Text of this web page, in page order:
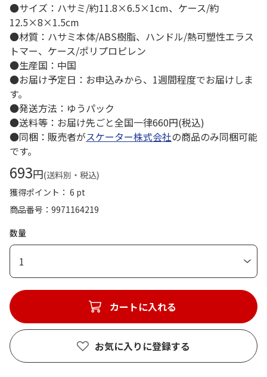
●サイズ：ハサミ/約11.8×6.5×1cm、ケース/約
12.5×8×1.5cm
●材質：ハサミ本体/ABS樹脂、ハンドル/熱可塑性エラス
トマー、ケース/ポリプロピレン
●生産国：中国
●お届け予定日：お申込みから、1週間程度でお届けしま
す。
●発送方法：ゆうパック
●送料等：お届け先ごと全国一律660円(税込)
●同梱：販売者がスケーター株式会社の商品のみ同梱可能
です。
693円(送料別・税込)
獲得ポイント： 6 pt
商品番号
9971164219
数量
1
カートに入れる
お気に入りに登録する